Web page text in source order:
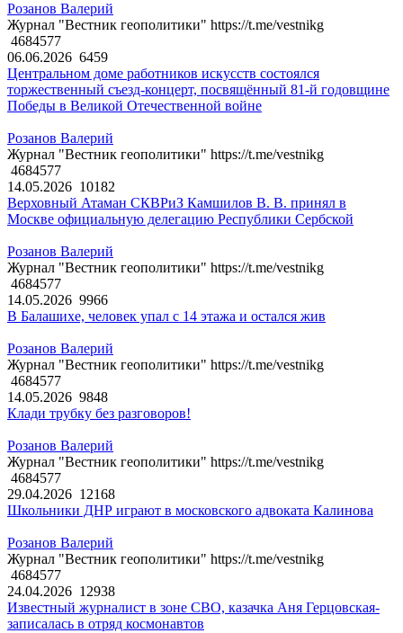
Розанов Валерий
Журнал "Вестник геополитики" https://t.me/vestnikg
4684577
06.06.2026 6459
Центральном доме работников искусств состоялся
торжественный съезд-концерт, посвящённый 81-й годовщине
Победы в Великой Отечественной войне
Розанов Валерий
Журнал "Вестник геополитики" https://t.me/vestnikg
4684577
14.05.2026 10182
Верховный Атаман СКВРиЗ Камшилов В. В. принял в
Москве официальную делегацию Республики Сербской
Розанов Валерий
Журнал "Вестник геополитики" https://t.me/vestnikg
4684577
14.05.2026 9966
В Балашихе, человек упал с 14 этажа и остался жив
Розанов Валерий
Журнал "Вестник геополитики" https://t.me/vestnikg
4684577
14.05.2026 9848
Клади трубку без разговоров!
Розанов Валерий
Журнал "Вестник геополитики" https://t.me/vestnikg
4684577
29.04.2026 12168
Школьники ДНР играют в московского адвоката Калинова
Розанов Валерий
Журнал "Вестник геополитики" https://t.me/vestnikg
4684577
24.04.2026 12938
Известный журналист в зоне СВО, казачка Аня Герцовская-
записалась в отряд космонавтов